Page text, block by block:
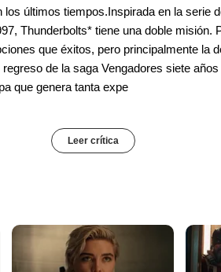
los últimos tiempos.Inspirada en la serie
Thunderbolts* tiene una doble misión.
que éxitos, pero principalmente la
de la saga Vengadores siete
que genera tanta expe
Leer crítica